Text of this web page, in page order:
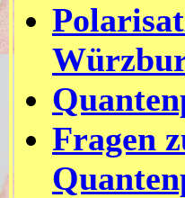
Fragen